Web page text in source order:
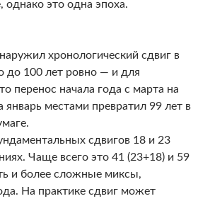
однако это одна эпоха.
хронологический сдвиг в
до 100 лет ровно — и для
перенос начала года с марта на
январь местами превратил 99 лет в
сдвигов 18 и 23
Чаще всего это 41 (23+18) и 59
и более сложные миксы,
На практике сдвиг может